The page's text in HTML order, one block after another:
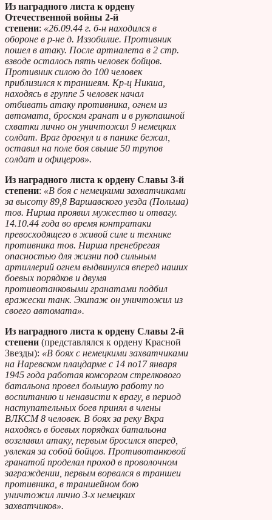
Из наградного листа к ордену
Отечественной войны 2-й
степени: «26.09.44 г. б-н находился в
обороне в р-не д. Иззобилие. Противник
пошел в атаку. После артналета в 2 стр.
взводе осталось пять человек бойцов.
Противник силою до 100 человек
приблизился к траншеям. Кр-ц Никша,
находясь в группе 5 человек начал
отбивать атаку противника, огнем из
автомата, броском гранат и в рукопашной
схватки лично он уничтожил 9 немецких
солдат. Враг дрогнул и в панике бежал,
оставил на поле боя свыше 50 трупов
солдат и офицеров».
Из наградного листа к ордену Славы 3-й
степени: «В боя с немецкими захватчиками
за высоту 89,8 Варшавского уезда (Польша)
тов. Нирша проявил мужество и отвагу.
14.10.44 года во время контратаки
превосходящего в живой силе и технике
противника тов. Нирша пренебрегая
опасностью для жизни под сильным
артиллерий огнем выдвинулся вперед наших
боевых порядков и двумя
противотанковыми гранатами подбил
вражески танк. Экипаж он уничтожил из
своего автомата».
Из наградного листа к ордену Славы 2-й
степени (представлялся к ордену Красной
Звезды): «В боях с немецкими захватчиками
на Наревском плацдарме с 14 по17 января
1945 года работая комсоргом стрелкового
батальона провел большую работу по
воспитанию и ненависти к врагу, в период
наступательных боев принял в члены
ВЛКСМ 8 человек. В боях за реку Вкра
находясь в боевых порядках батальона
возглавил атаку, первым бросился вперед,
увлекая за собой бойцов. Противотанковой
гранатой проделал проход в проволочном
заграждении, первым ворвался в траншеи
противника, в траншейном бою
уничтожил лично 3-х немецких
захватчиков».